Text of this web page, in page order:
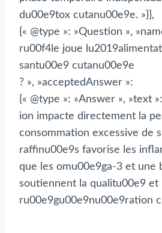
du00e9tox cutanu00e9e. »}},
{« @type »: »Question »,
ru00f4le joue
santu00e9 cutanu00e9e
? », »acceptedAnswer »:
{« @type »: »Answer », »text
ion impacte directement la
consommation excessive de
raffinu00e9s favorise les
que les omu00e9ga-3 et une
soutiennent la qualitu00e9 et
ru00e9gu00e9nu00e9ration